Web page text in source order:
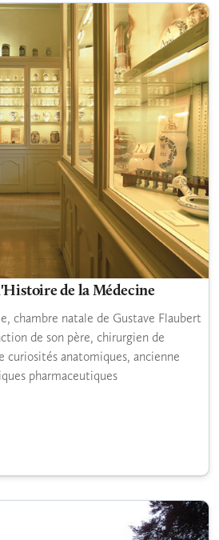
de la Médecine
chambre natale de Gustave Flaubert
de son père, chirurgien de
anatomiques, ancienne
pharmaceutiques